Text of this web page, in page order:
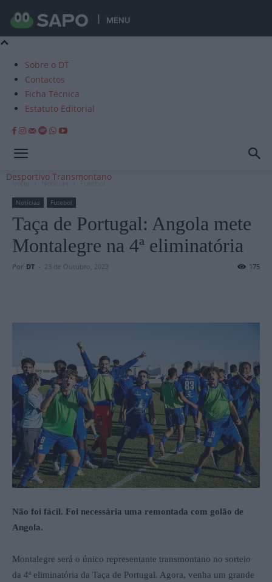
MENU
Sobre o DT
Contactos
Ficha Técnica
Estatuto Editorial
Desportivo Transmontano
Início Notícias Futebol
Notícias Futebol
Taça de Portugal: Angola mete
Montalegre na 4ª eliminatória
Por DT - 23 de Outubro, 2023 175
Não foi fácil. Foi necessária uma remontada com golão de
Angola.
Montalegre será o único representante transmontano no sorteio
da 4ª eliminatória da Taça de Portugal. Agora, venha um grande